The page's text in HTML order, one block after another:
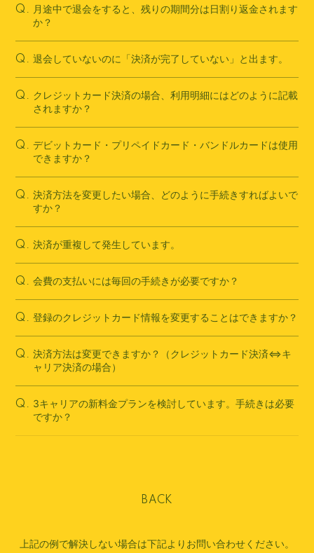
Q. 月途中で退会をすると、残りの期間分は日割り返金されます
か？
Q. 退会していないのに「決済が完了していない」と出ます。
Q. クレジットカード決済の場合、利用明細にはどのように記載
されますか？
Q. デビットカード・プリペイドカード・バンドルカードは使用
できますか？
Q. 決済方法を変更したい場合、どのように手続きすればよいで
すか？
Q. 決済が重複して発生しています。
Q. 会費の支払いには毎回の手続きが必要ですか？
Q. 登録のクレジットカード情報を変更することはできますか？
Q. 決済方法は変更できますか？（クレジットカード決済⇔キ
ャリア決済の場合）
Q. 3キャリアの新料金プランを検討しています。手続きは必要
ですか？
BACK
上記の例で解決しない場合は下記よりお問い合わせください。